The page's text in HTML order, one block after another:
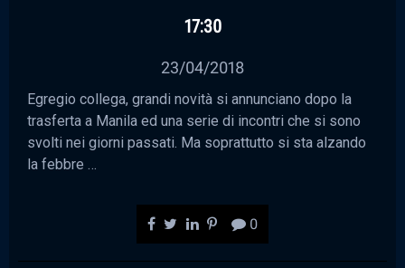
17:30
23/04/2018
Egregio collega, grandi novità si annunciano dopo la
trasferta a Manila ed una serie di incontri che si sono
svolti nei giorni passati. Ma soprattutto si sta alzando
la febbre …
0